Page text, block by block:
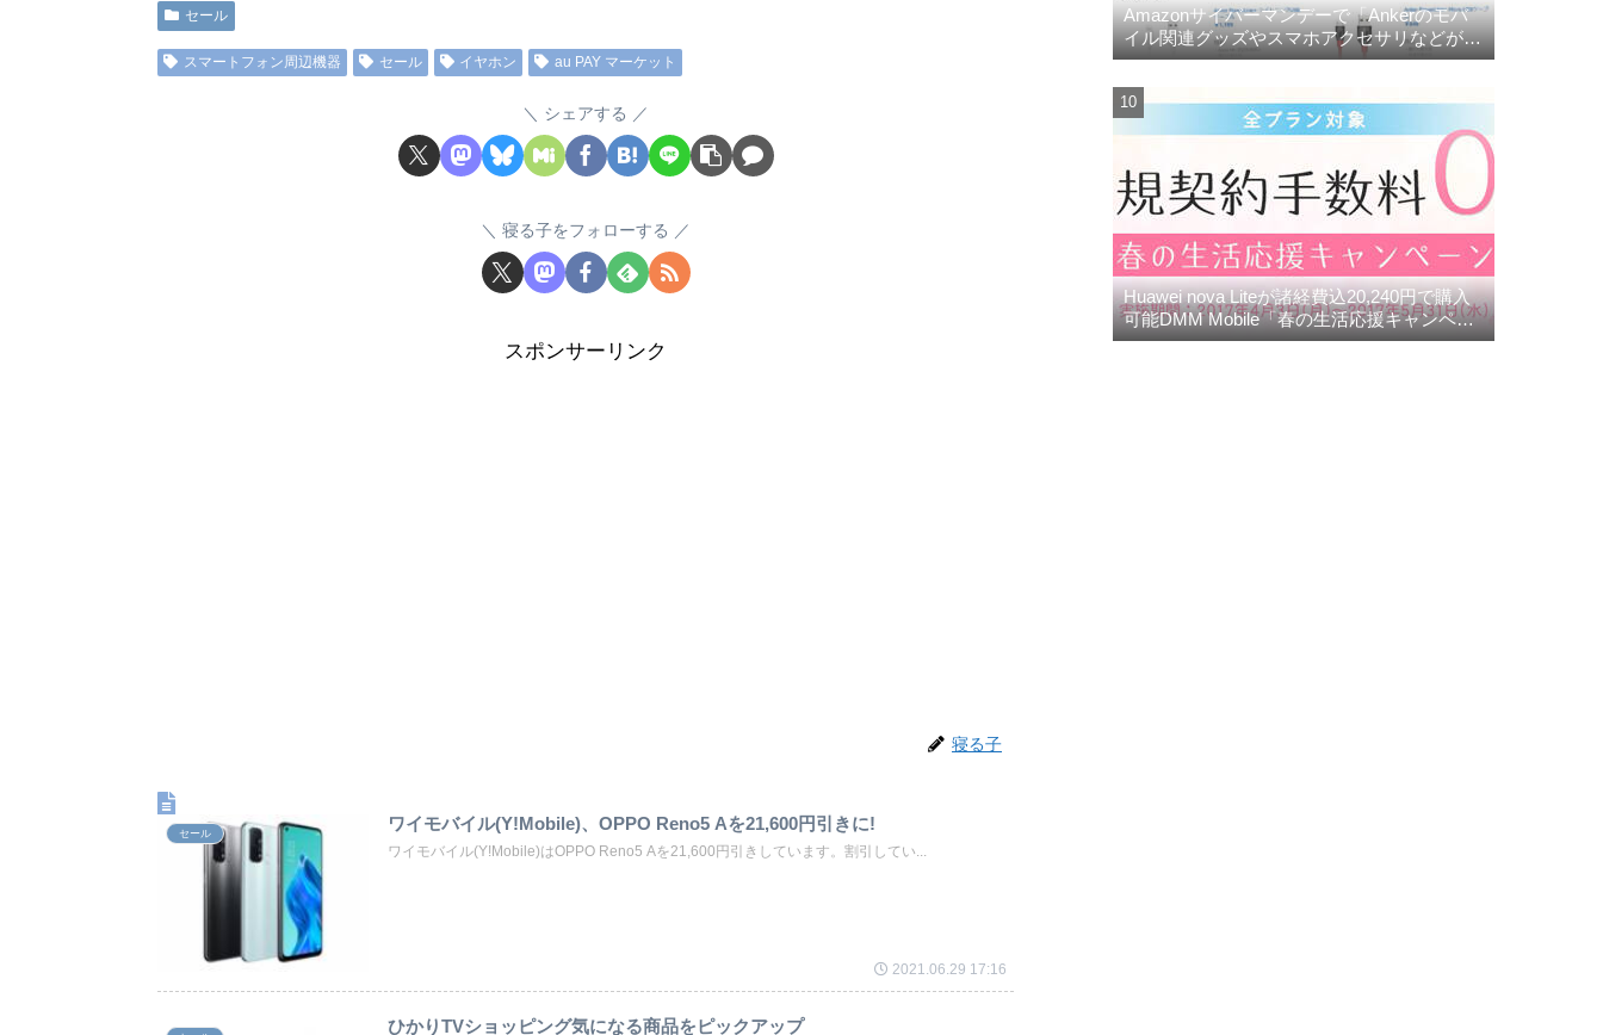
セール
スマートフォン周辺機器 セール イヤホン au PAY マーケット
シェアする
寝る子をフォローする
スポンサーリンク
寝る子
セール
ワイモバイル(Y!Mobile)、OPPO Reno5 Aを21,600円引きに!
ワイモバイル(Y!Mobile)はOPPO Reno5 Aを21,600円引きしています。割引してい...
2021.06.29 17:16
ひかりTVショッピング気になる商品をピックアップ
Amazonサイバーマンデーで「Ankerのモバ
イル関連グッズやスマホアクセサリなどがお
買い得」
Huawei nova Liteが諸経費込20,240円で購入
可能DMM Mobile「春の生活応援キャンペー
ン」